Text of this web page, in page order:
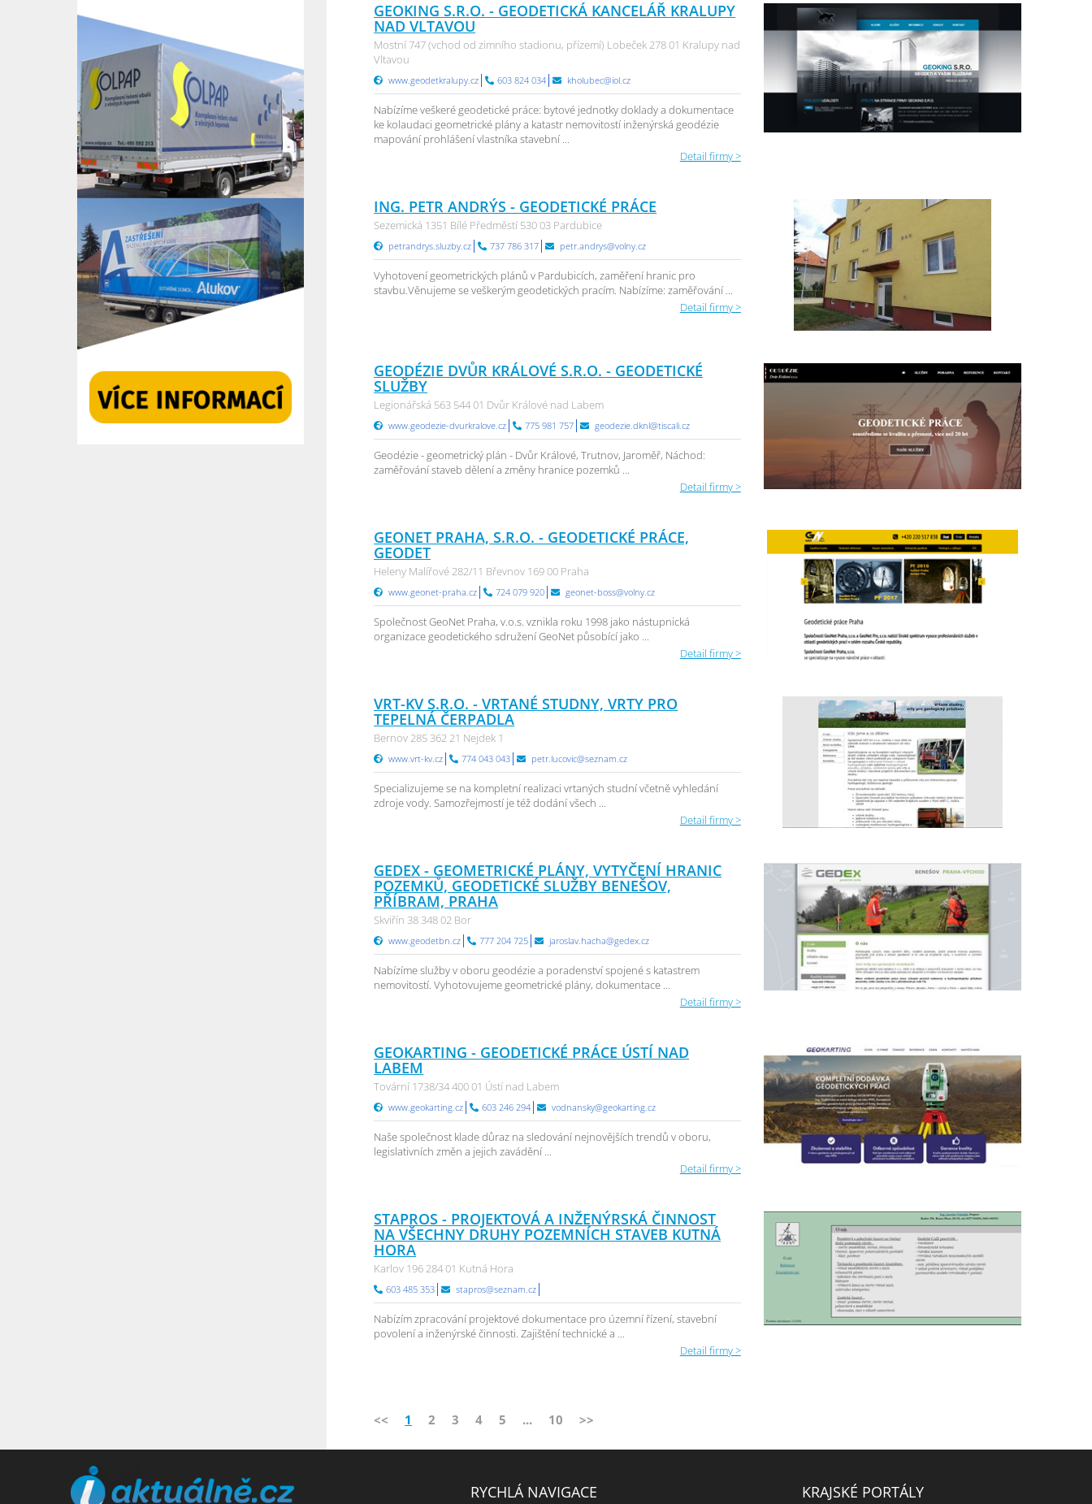
GEOKING S.R.O. - GEODETICKÁ KANCELÁŘ KRALUPY
NAD VLTAVOU
Mostní 747 (vchod od zimního stadionu, přízemí) Lobeček 278 01 Kralupy nad
Vltavou
www.geodetkralupy.cz 603 824 034 kholubec@iol.cz
Nabízíme veškeré geodetické práce: bytové jednotky doklady a dokumentace
ke kolaudaci geometrické plány a katastr nemovitostí inženýrská geodézie
mapování prohlášení vlastníka stavební ...
Detail firmy >
ING. PETR ANDRÝS - GEODETICKÉ PRÁCE
Sezemická 1351 Bílé Předměstí 530 03 Pardubice
petrandrys.sluzby.cz 737 786 317 petr.andrys@volny.cz
Vyhotovení geometrických plánů v Pardubicích, zaměření hranic pro
stavbu.Věnujeme se veškerým geodetických pracím. Nabízíme: zaměřování ...
Detail firmy >
GEODÉZIE DVŮR KRÁLOVÉ S.R.O. - GEODETICKÉ
SLUŽBY
Legionářská 563 544 01 Dvůr Králové nad Labem
www.geodezie-dvurkralove.cz 775 981 757 geodezie.dknl@tiscali.cz
Geodézie - geometrický plán - Dvůr Králové, Trutnov, Jaroměř, Náchod:
zaměřování staveb dělení a změny hranice pozemků ...
Detail firmy >
GEONET PRAHA, S.R.O. - GEODETICKÉ PRÁCE,
GEODET
Heleny Malířové 282/11 Břevnov 169 00 Praha
www.geonet-praha.cz 724 079 920 geonet-boss@volny.cz
Společnost GeoNet Praha, v.o.s. vznikla roku 1998 jako nástupnická
organizace geodetického sdružení GeoNet působící jako ...
Detail firmy >
VRT-KV S.R.O. - VRTANÉ STUDNY, VRTY PRO
TEPELNÁ ČERPADLA
Bernov 285 362 21 Nejdek 1
www.vrt-kv.cz 774 043 043 petr.lucovic@seznam.cz
Specializujeme se na kompletní realizaci vrtaných studní včetně vyhledání
zdroje vody. Samozřejmostí je též dodání všech ...
Detail firmy >
GEDEX - GEOMETRICKÉ PLÁNY, VYTYČENÍ HRANIC
POZEMKŮ, GEODETICKÉ SLUŽBY BENEŠOV,
PŘÍBRAM, PRAHA
Skviřín 38 348 02 Bor
www.geodetbn.cz 777 204 725 jaroslav.hacha@gedex.cz
Nabízíme služby v oboru geodézie a poradenství spojené s katastrem
nemovitostí. Vyhotovujeme geometrické plány, dokumentace ...
Detail firmy >
GEOKARTING - GEODETICKÉ PRÁCE ÚSTÍ NAD
LABEM
Tovární 1738/34 400 01 Ústí nad Labem
www.geokarting.cz 603 246 294 vodnansky@geokarting.cz
Naše společnost klade důraz na sledování nejnovějších trendů v oboru,
legislativních změn a jejich zavádění ...
Detail firmy >
STAPROS - PROJEKTOVÁ A INŽENÝRSKÁ ČINNOST
NA VŠECHNY DRUHY POZEMNÍCH STAVEB KUTNÁ
HORA
Karlov 196 284 01 Kutná Hora
603 485 353 stapros@seznam.cz
Nabízím zpracování projektové dokumentace pro územní řízení, stavební
povolení a inženýrské činnosti. Zajištění technické a ...
Detail firmy >
<< 1 2 3 4 5 ... 10 >>
RYCHLÁ NAVIGACE KRAJSKÉ PORTÁLY